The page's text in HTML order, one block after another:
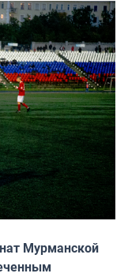
Мурманской